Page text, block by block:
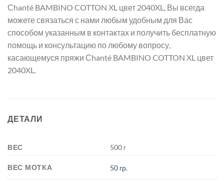
Сhanté BAMBINO COTTON XL цвет 2040XL, Вы всегда
можете связаться с нами любым удобным для Вас
способом указанным в контактах и получить бесплатную
помощь и консультацию по любому вопросу,
касающемуся пряжи Сhanté BAMBINO COTTON XL цвет
2040XL.
ДЕТАЛИ
ВЕС 500 г
ВЕС МОТКА 50 гр.